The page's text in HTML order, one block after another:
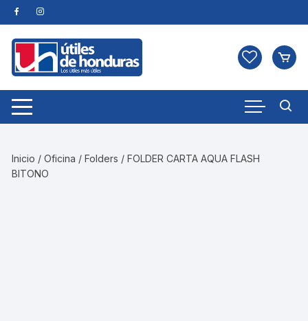
Skip
to
content
Inicio /Oficina /Folders / FOLDER CARTA AQUA FLASH
BITONO